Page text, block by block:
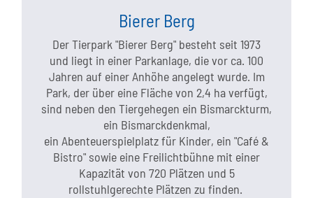
Bierer Berg
Der Tierpark "Bierer Berg" besteht seit 1973
und liegt in einer Parkanlage, die vor ca. 100
Jahren auf einer Anhöhe angelegt wurde. Im
Park, der über eine Fläche von 2,4 ha verfügt,
sind neben den Tiergehegen ein Bismarckturm,
ein Bismarckdenkmal,
ein Abenteuerspielplatz für Kinder, ein "Café &
Bistro" sowie eine Freilichtbühne mit einer
Kapazität von 720 Plätzen und 5
rollstuhlgerechte Plätzen zu finden.